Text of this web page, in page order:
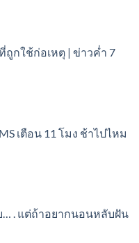
ถูกใช้ก่อเหตุ | ข่าวค่ำ 7
เตือน 11 โมง ช้าไปไหม
. แต่ถ้าอยากนอนหลับฝัน